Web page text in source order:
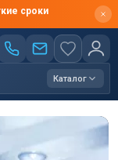
сроки
Каталог